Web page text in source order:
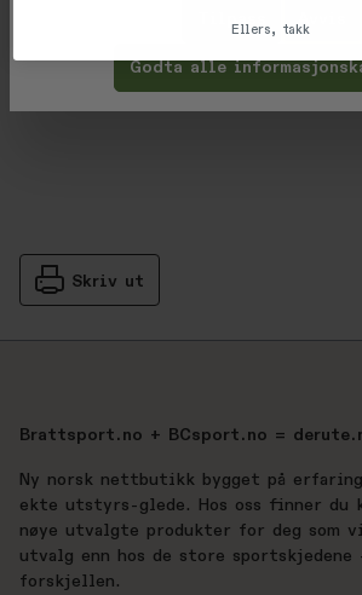
Skriv ut
Brattsport.no + BCsport.no =
Ny norsk nettbutikk bygget på
ekte utstyrs-glede. Hos oss finner du
nøye utvalgte produkter for deg som
utvalg enn hos de store
forskjellen.
Godta alle
Ellers, takk